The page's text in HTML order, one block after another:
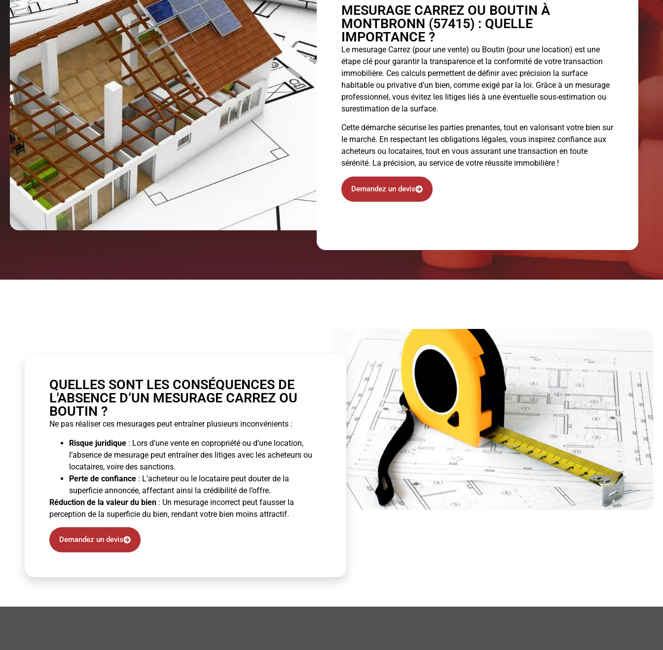
MESURAGE CARREZ OU BOUTIN À
MONTBRONN (57415) : QUELLE
IMPORTANCE ?
Le mesurage Carrez (pour une vente) ou Boutin (pour une location) est une
étape clé pour garantir la transparence et la conformité de votre transaction
immobilière. Ces calculs permettent de définir avec précision la surface
habitable ou privative d’un bien, comme exigé par la loi. Grâce à un mesurage
professionnel, vous évitez les litiges liés à une éventuelle sous-estimation ou
surestimation de la surface.
Cette démarche sécurise les parties prenantes, tout en valorisant votre bien sur
le marché. En respectant les obligations légales, vous inspirez confiance aux
acheteurs ou locataires, tout en vous assurant une transaction en toute
sérénité. La précision, au service de votre réussite immobilière !
Demandez un devis
QUELLES SONT LES CONSÉQUENCES DE
L'ABSENCE D’UN MESURAGE CARREZ OU
BOUTIN ?
Ne pas réaliser ces mesurages peut entraîner plusieurs inconvénients :
Risque juridique : Lors d’une vente en copropriété ou d’une location,
l’absence de mesurage peut entraîner des litiges avec les acheteurs ou
locataires, voire des sanctions.
Perte de confiance : L’acheteur ou le locataire peut douter de la
superficie annoncée, affectant ainsi la crédibilité de l’offre.
Réduction de la valeur du bien : Un mesurage incorrect peut fausser la
perception de la superficie du bien, rendant votre bien moins attractif.
Demandez un devis